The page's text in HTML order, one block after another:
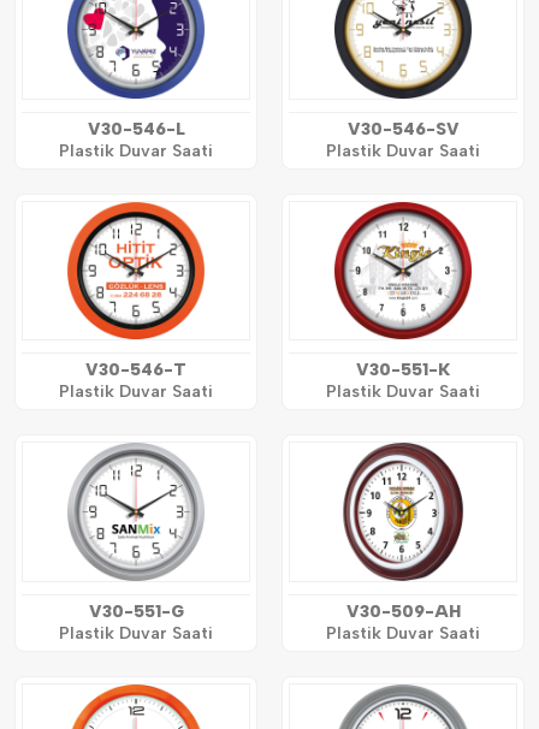
V30-546-L
Plastik Duvar Saati
V30-546-SV
Plastik Duvar Saati
V30-546-T
Plastik Duvar Saati
V30-551-K
Plastik Duvar Saati
V30-551-G
Plastik Duvar Saati
V30-509-AH
Plastik Duvar Saati